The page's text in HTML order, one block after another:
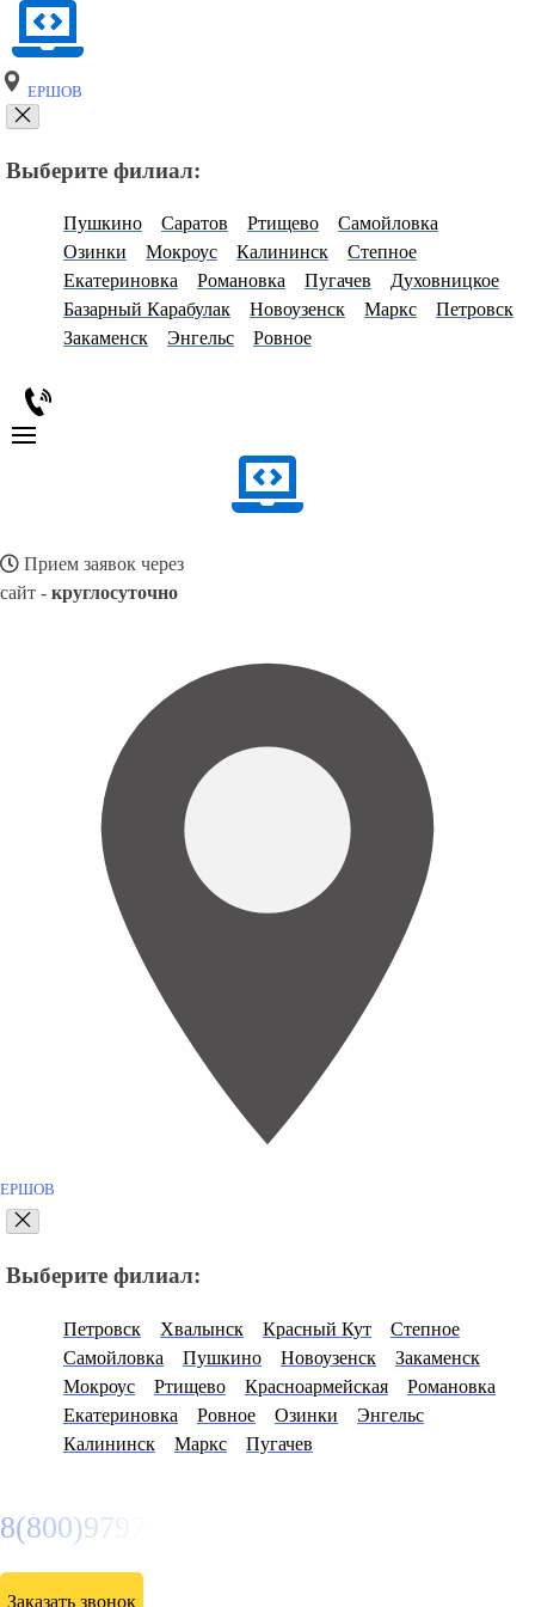
ЕРШОВ
Выберите филиал:
Пушкино Саратов Ртищево
Самойловка
Озинки
Мокроус Калининск
Степное
Екатериновка
Романовка Пугачев
Духовницкое
Базарный Карабулак
Новоузенск Маркс
Петровск
Закаменск
Энгельс Ровное
Прием заявок через
сайт - круглосуточно
ЕРШОВ
Выберите филиал:
Петровск Хвалынск Красный Кут
Степное
Самойловка
Пушкино Новоузенск
Закаменск
Мокроус
Ртищево Красноармейская
Романовка
Екатериновка
Ровное Озинки
Энгельс
Калининск
Маркс Пугачев
8(800)9797043
Заказать звонок